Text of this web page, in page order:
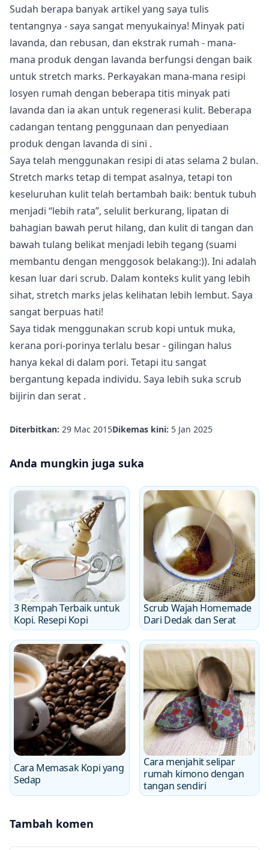
Sudah berapa banyak artikel yang saya tulis
tentangnya - saya sangat menyukainya! Minyak pati
lavanda, dan rebusan, dan ekstrak rumah - mana-
mana produk dengan lavanda berfungsi dengan baik
untuk stretch marks. Perkayakan mana-mana resipi
losyen rumah dengan beberapa titis minyak pati
lavanda dan ia akan untuk regenerasi kulit. Beberapa
cadangan tentang penggunaan dan penyediaan
produk dengan lavanda di sini .
Saya telah menggunakan resipi di atas selama 2 bulan.
Stretch marks tetap di tempat asalnya, tetapi ton
keseluruhan kulit telah bertambah baik: bentuk tubuh
menjadi “lebih rata”, selulit berkurang, lipatan di
bahagian bawah perut hilang, dan kulit di tangan dan
bawah tulang belikat menjadi lebih tegang (suami
membantu dengan menggosok belakang:)). Ini adalah
kesan luar dari scrub. Dalam konteks kulit yang lebih
sihat, stretch marks jelas kelihatan lebih lembut. Saya
sangat berpuas hati!
Saya tidak menggunakan scrub kopi untuk muka,
kerana pori-porinya terlalu besar - gilingan halus
hanya kekal di dalam pori. Tetapi itu sangat
bergantung kepada individu. Saya lebih suka scrub
bijirin dan serat .
Diterbitkan: 29 Mac 2015Dikemas kini: 5 Jan 2025
Anda mungkin juga suka
3 Rempah Terbaik untuk
Kopi. Resepi Kopi
Scrub Wajah Homemade
Dari Dedak dan Serat
Cara Memasak Kopi yang
Sedap
Cara menjahit selipar
rumah kimono dengan
tangan sendiri
Tambah komen